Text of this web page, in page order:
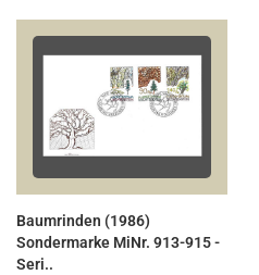
Baumrinden (1986)
Sondermarke MiNr. 913-915 -
Seri..